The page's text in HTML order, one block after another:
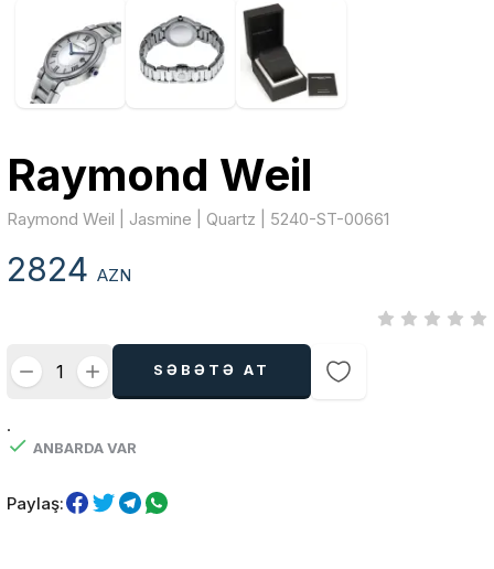
Raymond Weil
Raymond Weil | Jasmine | Quartz | 5240-ST-00661
2824AZN
SƏBƏTƏ AT
.
ANBARDA VAR
Paylaş: